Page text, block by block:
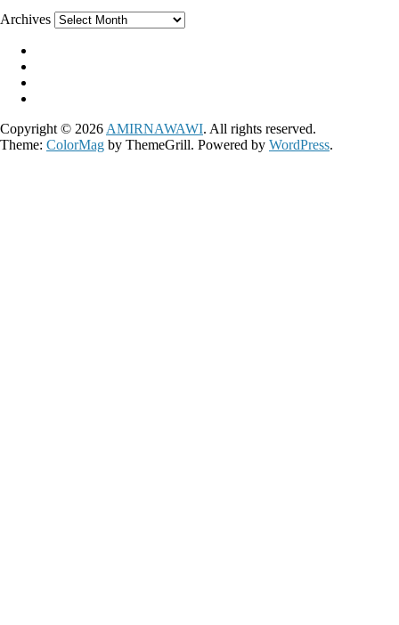
Archives
Copyright © 2026 AMIRNAWAWI. All rights reserved.
Theme: ColorMag by ThemeGrill. Powered by WordPress.